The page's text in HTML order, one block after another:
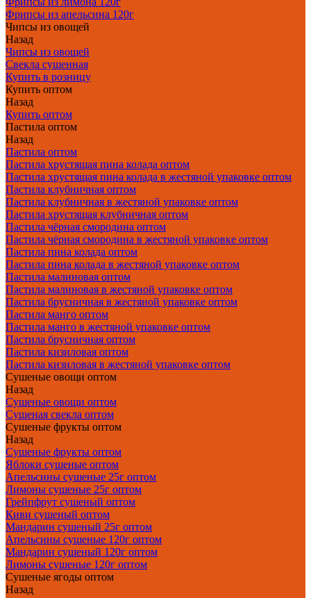
Фрипсы из апельсина 120г
Чипсы из овощей
Назад
Чипсы из овощей
Свекла сушенная
Купить в розницу
Купить оптом
Назад
Купить оптом
Пастила оптом
Назад
Пастила оптом
Пастила хрустящая пина колада оптом
Пастила хрустящая пина колада в жестяной упаковке оптом
Пастила клубничная оптом
Пастила клубничная в жестяной упаковке оптом
Пастила хрустящая клубничная оптом
Пастила чёрная смородина оптом
Пастила чёрная смородина в жестяной упаковке оптом
Пастила пина колада оптом
Пастила пина колада в жестяной упаковке оптом
Пастила малиновая оптом
Пастила малиновая в жестяной упаковке оптом
Пастила брусничная в жестяной упаковке оптом
Пастила манго оптом
Пастила манго в жестяной упаковке оптом
Пастила брусничная оптом
Пастила кизиловая оптом
Пастила кизиловая в жестяной упаковке оптом
Сушеные овощи оптом
Назад
Сушеные овощи оптом
Сушеная свекла оптом
Сушеные фрукты оптом
Назад
Сушеные фрукты оптом
Яблоки сушеные оптом
Апельсины сушеные 25г оптом
Лимоны сушеные 25г оптом
Грейпфрут сушеный оптом
Киви сушеный оптом
Мандарин сушеный 25г оптом
Апельсины сушеные 120г оптом
Мандарин сушеный 120г оптом
Лимоны сушеные 120г оптом
Сушеные ягоды оптом
Назад